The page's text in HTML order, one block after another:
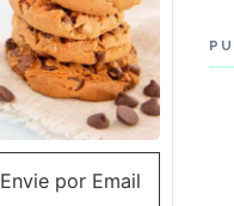
Envie por Email